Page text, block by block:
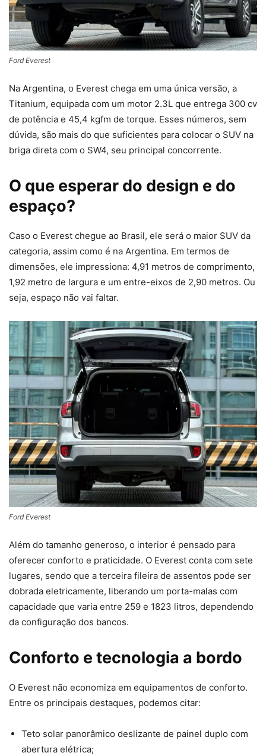
Ford Everest
Na Argentina, o Everest chega em uma única versão, a
Titanium, equipada com um motor 2.3L que entrega 300 cv
de potência e 45,4 kgfm de torque. Esses números, sem
dúvida, são mais do que suficientes para colocar o SUV na
briga direta com o SW4, seu principal concorrente.
O que esperar do design e do
espaço?
Caso o Everest chegue ao Brasil, ele será o maior SUV da
categoria, assim como é na Argentina. Em termos de
dimensões, ele impressiona: 4,91 metros de comprimento,
1,92 metro de largura e um entre-eixos de 2,90 metros. Ou
seja, espaço não vai faltar.
Ford Everest
Além do tamanho generoso, o interior é pensado para
oferecer conforto e praticidade. O Everest conta com sete
lugares, sendo que a terceira fileira de assentos pode ser
dobrada eletricamente, liberando um porta-malas com
capacidade que varia entre 259 e 1823 litros, dependendo
da configuração dos bancos.
Conforto e tecnologia a bordo
O Everest não economiza em equipamentos de conforto.
Entre os principais destaques, podemos citar:
Teto solar panorâmico deslizante de painel duplo com
abertura elétrica;